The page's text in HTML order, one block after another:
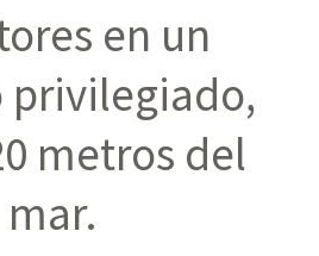
en un
privilegiado,
metros del
mar.